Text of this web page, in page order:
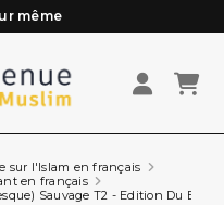
même
(lun au Vend)
sur l'Islam en français
en français
Sauvage T2 - Edition Du